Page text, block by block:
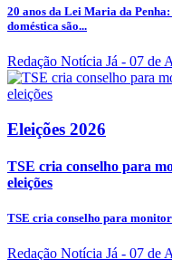
20 anos da Lei Maria da
doméstica são...
Redação Notícia Já - 07 de
Eleições 2026
TSE cria conselho para
eleições
TSE cria conselho para
Redação Notícia Já - 07 de